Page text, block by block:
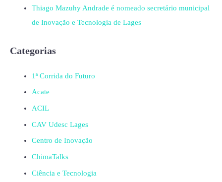
Thiago Mazuhy Andrade é nomeado secretário municipal
de Inovação e Tecnologia de Lages
Categorias
1ª Corrida do Futuro
Acate
ACIL
CAV Udesc Lages
Centro de Inovação
ChimaTalks
Ciência e Tecnologia